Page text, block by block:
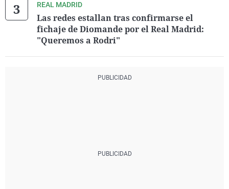
REAL MADRID
Las redes estallan tras confirmarse el
fichaje de Diomande por el Real Madrid:
"Queremos a Rodri"